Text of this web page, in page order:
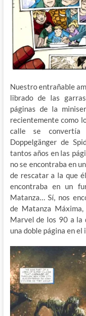
Nuestro entrañable
librado de las
páginas de la
recientemente como
calle se
Doppelgänger de
tantos años en las
no se encontraba en
de rescatar a la que
encontraba en un
Matanza… Sí, nos
de Matanza
Marvel de los 90 a la
una doble página en